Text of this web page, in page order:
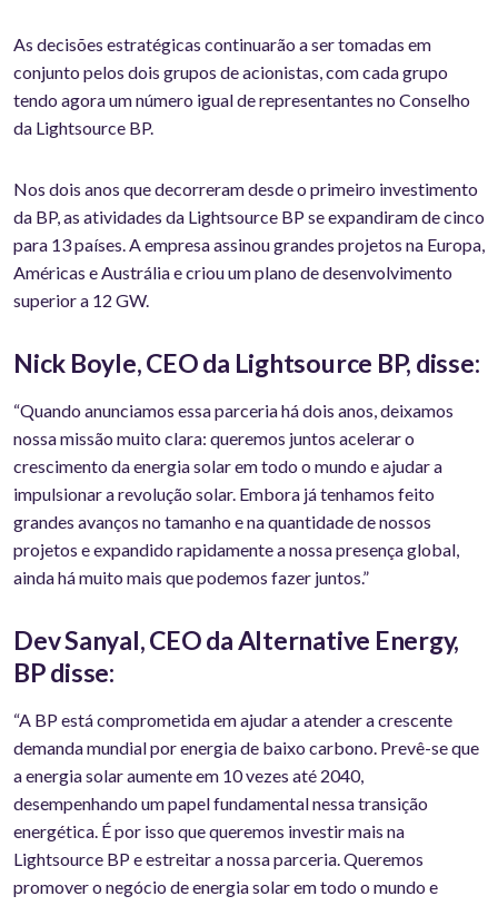
As decisões estratégicas continuarão a ser tomadas em
conjunto pelos dois grupos de acionistas, com cada grupo
tendo agora um número igual de representantes no Conselho
da Lightsource BP.
Nos dois anos que decorreram desde o primeiro investimento
da BP, as atividades da Lightsource BP se expandiram de cinco
para 13 países. A empresa assinou grandes projetos na Europa,
Américas e Austrália e criou um plano de desenvolvimento
superior a 12 GW.
Nick Boyle, CEO da Lightsource BP, disse:
“Quando anunciamos essa parceria há dois anos, deixamos
nossa missão muito clara: queremos juntos acelerar o
crescimento da energia solar em todo o mundo e ajudar a
impulsionar a revolução solar. Embora já tenhamos feito
grandes avanços no tamanho e na quantidade de nossos
projetos e expandido rapidamente a nossa presença global,
ainda há muito mais que podemos fazer juntos.”
Dev Sanyal, CEO da Alternative Energy,
BP disse:
“A BP está comprometida em ajudar a atender a crescente
demanda mundial por energia de baixo carbono. Prevê-se que
a energia solar aumente em 10 vezes até 2040,
desempenhando um papel fundamental nessa transição
energética. É por isso que queremos investir mais na
Lightsource BP e estreitar a nossa parceria. Queremos
promover o negócio de energia solar em todo o mundo e